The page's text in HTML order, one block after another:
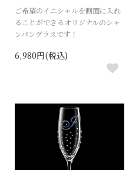
ご希望のイニシャルを側面に入れ
ることができるオリジナルのシャ
ンパングラスです！
6,980円(税込)